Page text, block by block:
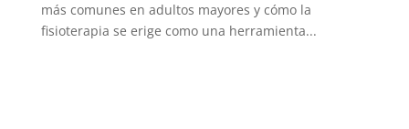
más comunes en adultos mayores y cómo la
fisioterapia se erige como una herramienta...